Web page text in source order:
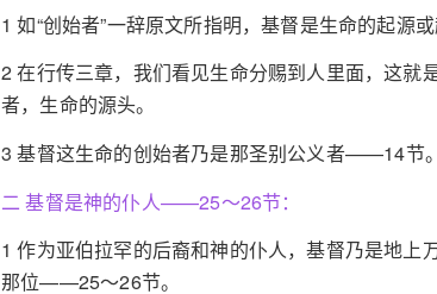
1 如“创始者”一辞原文所指明，基督是生命的起
2 在行传三章，我们看见生命分赐到人里面，这就
者，生命的源头。
3 基督这生命的创始者乃是那圣别公义者——14节。
二 基督是神的仆人——25～26节：
1 作为亚伯拉罕的后裔和神的仆人，基督乃是地
那位——25～26节。